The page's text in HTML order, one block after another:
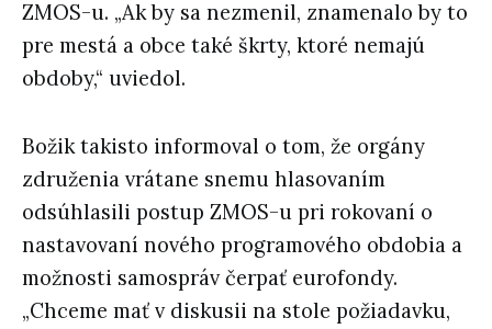
ZMOS-u. „Ak by sa nezmenil, znamenalo by to
pre mestá a obce také škrty, ktoré nemajú
obdoby,“ uviedol.
Božik takisto informoval o tom, že orgány
združenia vrátane snemu hlasovaním
odsúhlasili postup ZMOS-u pri rokovaní o
nastavovaní nového programového obdobia a
možnosti samospráv čerpať eurofondy.
„Chceme mať v diskusii na stole požiadavku,